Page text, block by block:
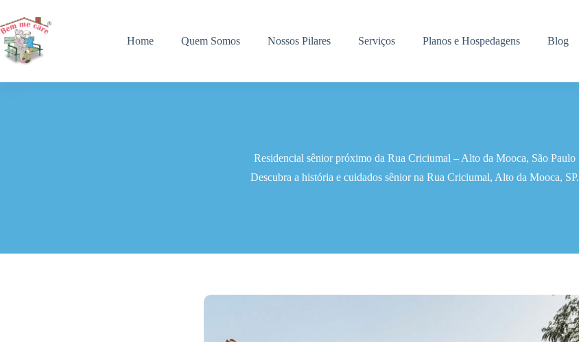
para
o
conteúdo
Home Quem Somos Nossos Pilares Serviços Planos e Hospedagens Blog
Residencial sênior próximo da Rua Criciumal – Alto da Mooca, São Paulo
Descubra a história e cuidados sênior na Rua Criciumal, Alto da Mooca, SP.